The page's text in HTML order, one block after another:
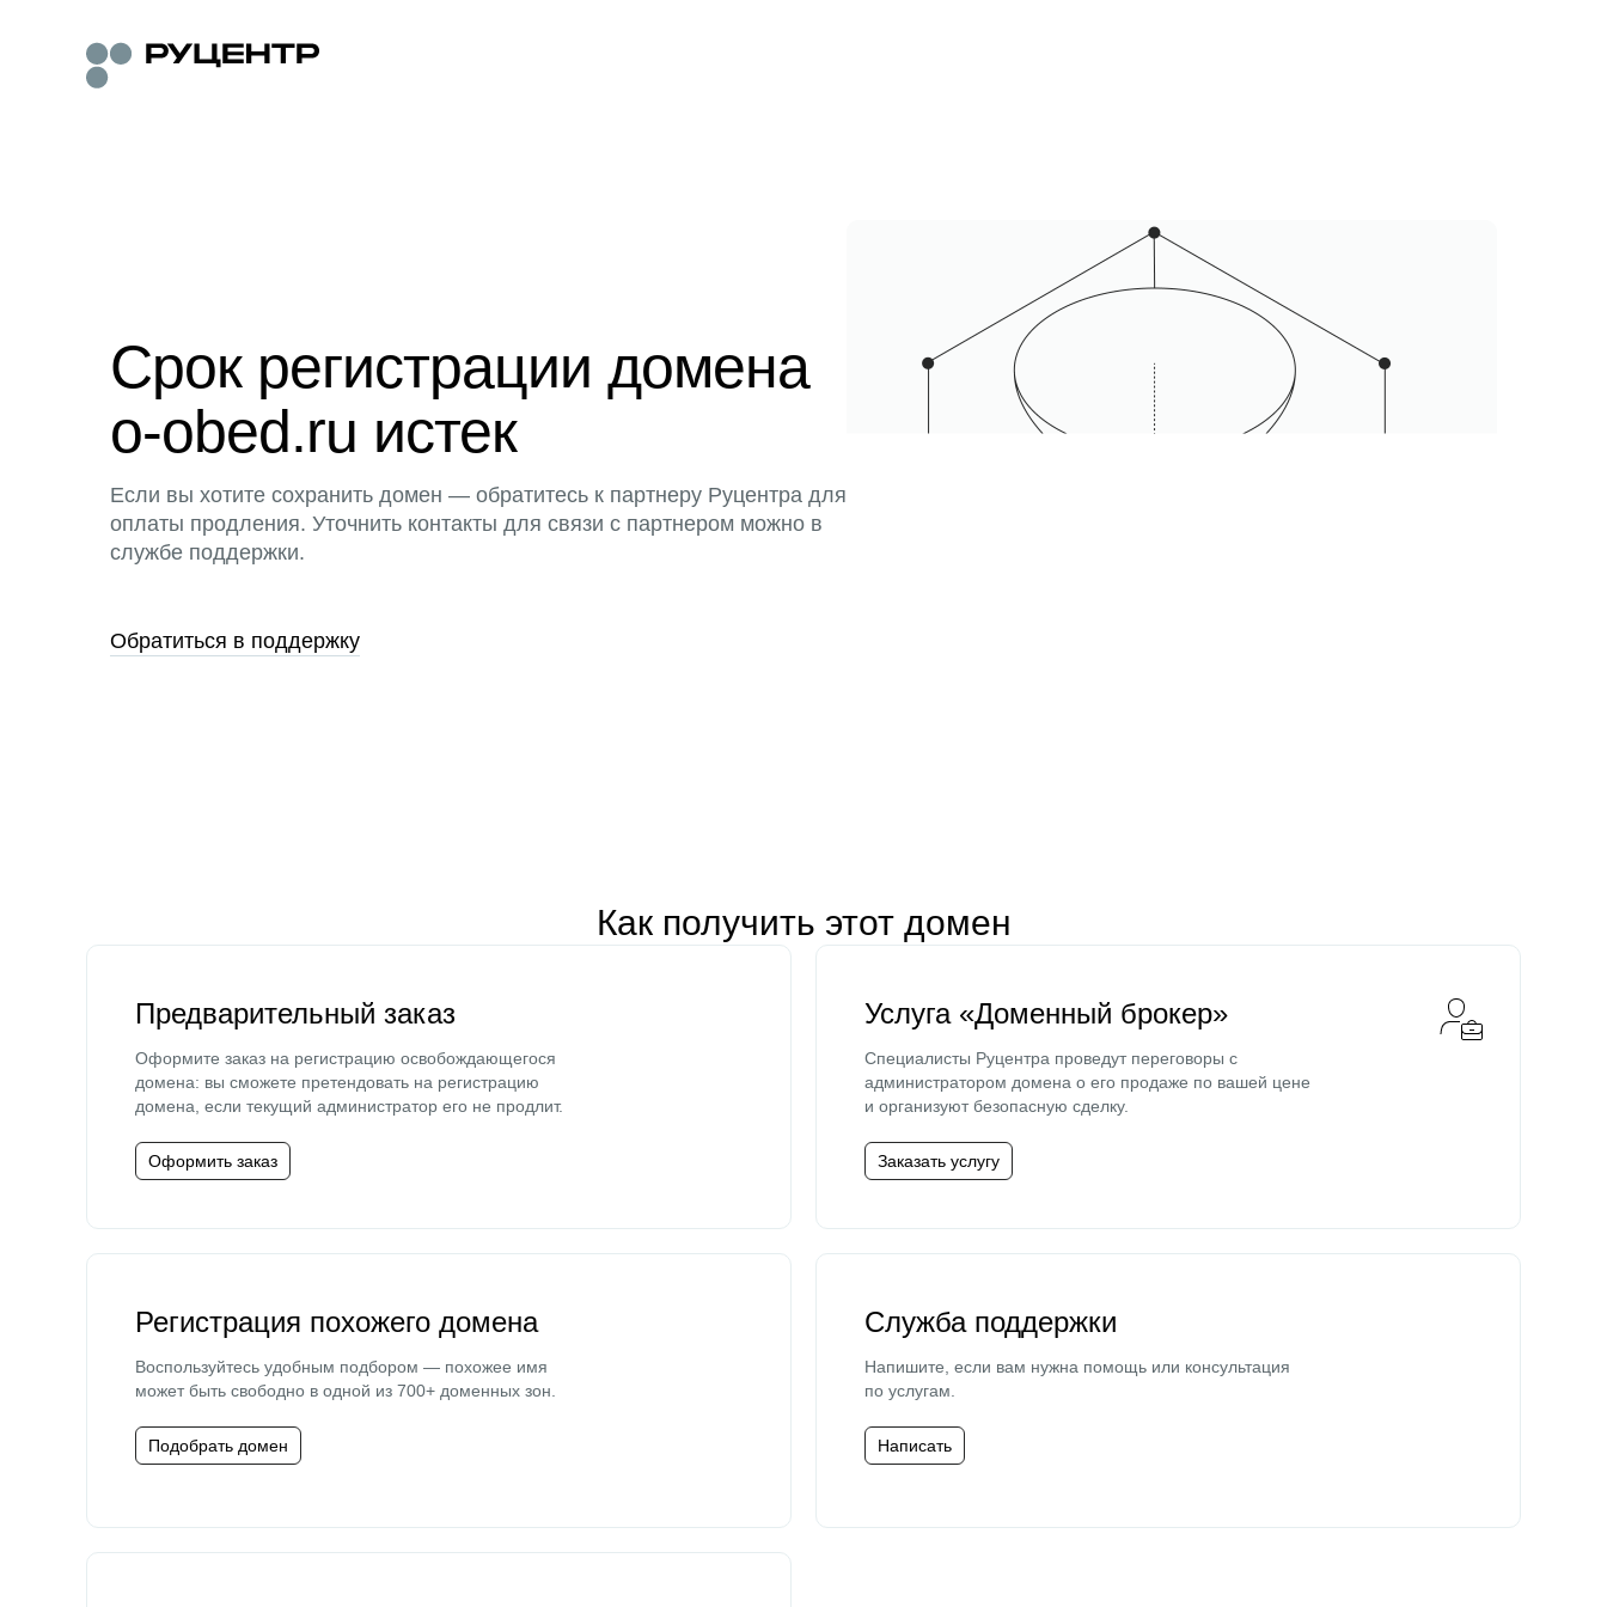
Срок регистрации домена
o-obed.ru истек
Если вы хотите сохранить домен — обратитесь к партнеру Руцентра для
оплаты продления. Уточнить контакты для связи с партнером можно в
службе поддержки.
Обратиться в поддержку
Как получить этот домен
Предварительный заказ
Оформите заказ на регистрацию освобождающегося
домена: вы сможете претендовать на регистрацию
домена, если текущий администратор его не продлит.
Оформить заказ
Услуга «Доменный брокер»
Специалисты Руцентра проведут переговоры с
администратором домена о его продаже по вашей цене
и организуют безопасную сделку.
Заказать услугу
Регистрация похожего домена
Воспользуйтесь удобным подбором — похожее имя
может быть свободно в одной из 700+ доменных зон.
Подобрать домен
Служба поддержки
Напишите, если вам нужна помощь или консультация
по услугам.
Написать